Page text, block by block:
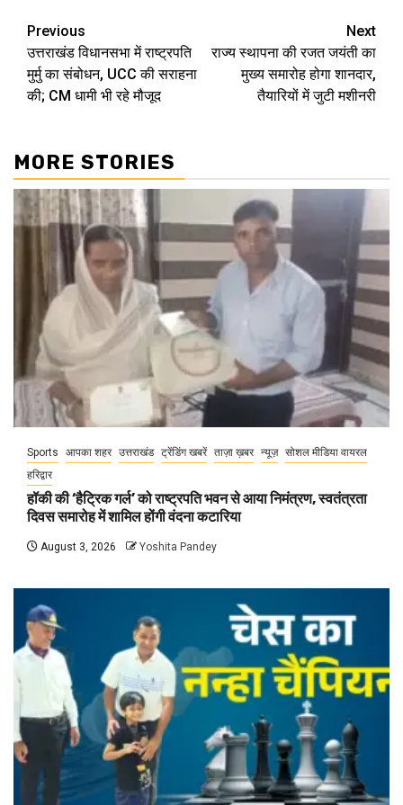
Continue
Reading
Previous
उत्तराखंड विधानसभा में राष्ट्रपति
मुर्मु का संबोधन, UCC की सराहना
की; CM धामी भी रहे मौजूद
Next
राज्य स्थापना की रजत जयंती का
मुख्य समारोह होगा शानदार,
तैयारियों में जुटी मशीनरी
MORE STORIES
Sports आपका शहर उत्तराखंड ट्रेंडिंग खबरें ताज़ा ख़बर न्यूज़ सोशल मीडिया वायरल
हरिद्वार
हॉकी की ‘हैट्रिक गर्ल’ को राष्ट्रपति भवन से आया निमंत्रण, स्वतंत्रता
दिवस समारोह में शामिल होंगी वंदना कटारिया
August 3, 2026 Yoshita Pandey